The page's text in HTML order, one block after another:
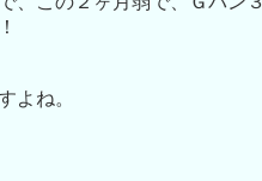
よね。